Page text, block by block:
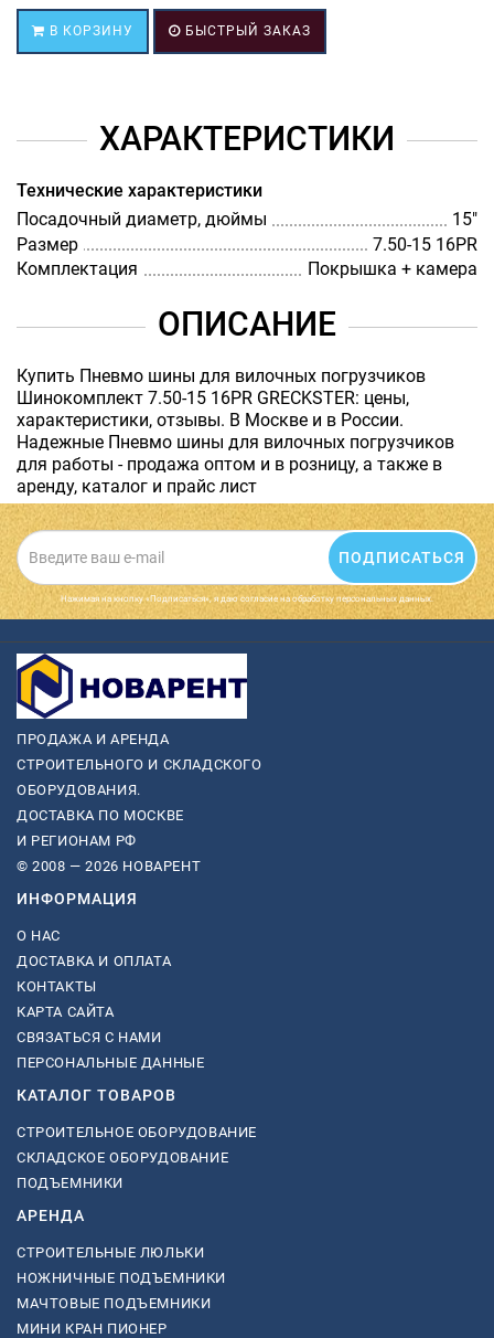
В КОРЗИНУ БЫСТРЫЙ ЗАКАЗ
ХАРАКТЕРИСТИКИ
Технические характеристики
Посадочный диаметр, дюймы
15"
Размер
7.50-15 16PR
Комплектация
Покрышка + камера
ОПИСАНИЕ
Купить Пневмо шины для вилочных погрузчиков
Шинокомплект 7.50-15 16PR GRECKSTER: цены,
характеристики, отзывы. В Москве и в России.
Надежные Пневмо шины для вилочных погрузчиков
для работы - продажа оптом и в розницу, а также в
аренду, каталог и прайс лист
ПОДПИСАТЬСЯ
Нажимая на кнопку «Подписаться», я даю cогласие на обработку персональных данных.
ПРОДАЖА И АРЕНДА
СТРОИТЕЛЬНОГО И СКЛАДСКОГО
ОБОРУДОВАНИЯ.
ДОСТАВКА ПО МОСКВЕ
И РЕГИОНАМ РФ
© 2008 — 2026 НОВАРЕНТ
ИНФОРМАЦИЯ
О НАС
ДОСТАВКА И ОПЛАТА
КОНТАКТЫ
КАРТА САЙТА
СВЯЗАТЬСЯ С НАМИ
ПЕРСОНАЛЬНЫЕ ДАННЫЕ
КАТАЛОГ ТОВАРОВ
СТРОИТЕЛЬНОЕ ОБОРУДОВАНИЕ
СКЛАДСКОЕ ОБОРУДОВАНИЕ
ПОДЪЕМНИКИ
АРЕНДА
СТРОИТЕЛЬНЫЕ ЛЮЛЬКИ
НОЖНИЧНЫЕ ПОДЪЕМНИКИ
МАЧТОВЫЕ ПОДЪЕМНИКИ
МИНИ КРАН ПИОНЕР